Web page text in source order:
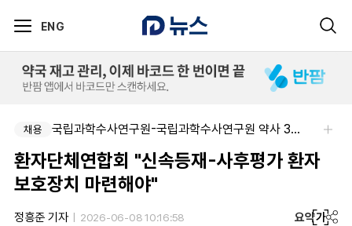
ENG
채용 국립과학수사연구원-국립과학수사연구원 약사 3명 채용
환자단체연합회 "신속등재-사후평가 환자
보호장치 마련해야"
정흥준 기자 2026-06-08 10:16:58 요약가